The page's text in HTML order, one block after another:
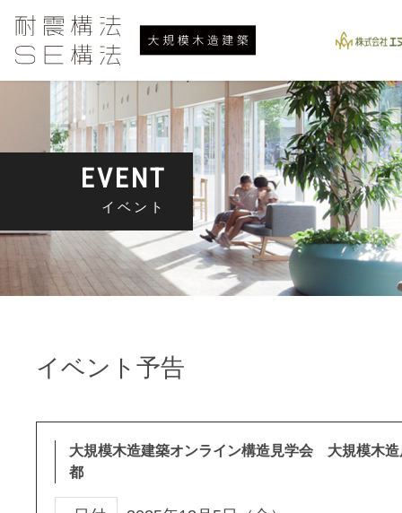
EVENT
イベント
イベント予告
大規模木造建築オンライン構造見学会 大規模木
都